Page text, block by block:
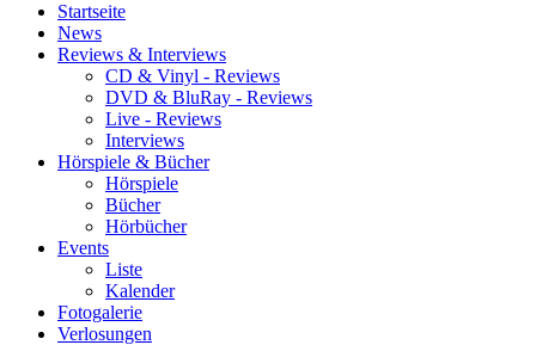
Startseite
News
Reviews & Interviews
CD & Vinyl - Reviews
DVD & BluRay - Reviews
Live - Reviews
Interviews
Hörspiele & Bücher
Hörspiele
Bücher
Hörbücher
Events
Liste
Kalender
Fotogalerie
Verlosungen